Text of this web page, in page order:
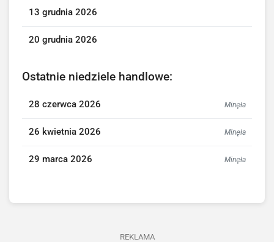
13 grudnia 2026
20 grudnia 2026
Ostatnie niedziele handlowe:
28 czerwca 2026 Minęła
26 kwietnia 2026 Minęła
29 marca 2026 Minęła
REKLAMA